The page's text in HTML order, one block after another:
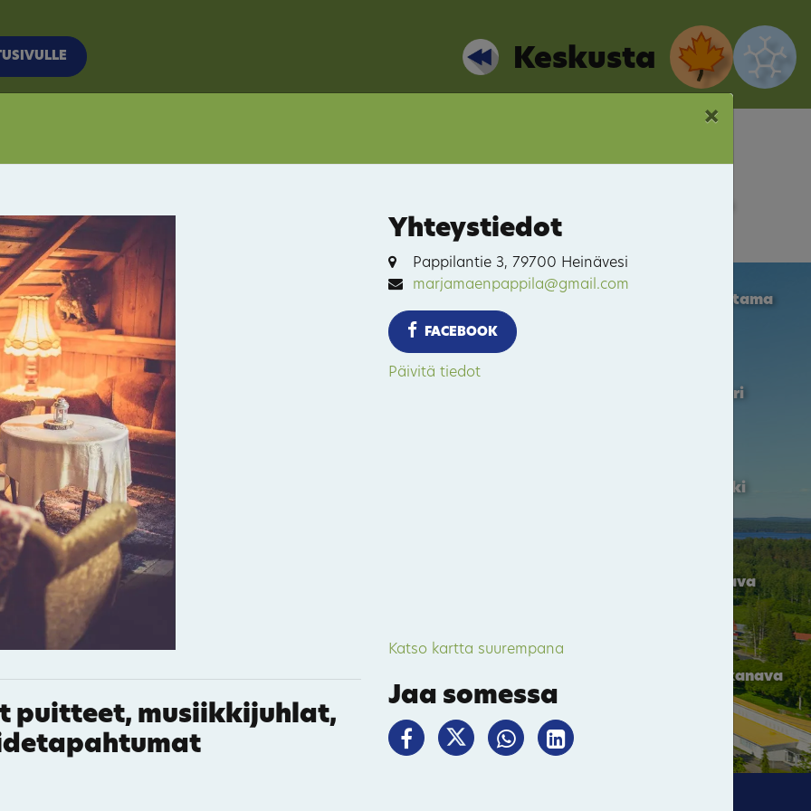
Keskusta
Heinäveden Satama
Pääskyvuori
Kermankoski
Karvion kanava
Varistaipaleen kanava
11
57
×
puitteet, musiikkijuhlat,
Yhteystiedot
Pappilantie 3, 79700 Heinävesi
marjamaenpappila@gmail.com
FACEBOOK
Päivitä tiedot
Katso kartta suurempana
Jaa somessa